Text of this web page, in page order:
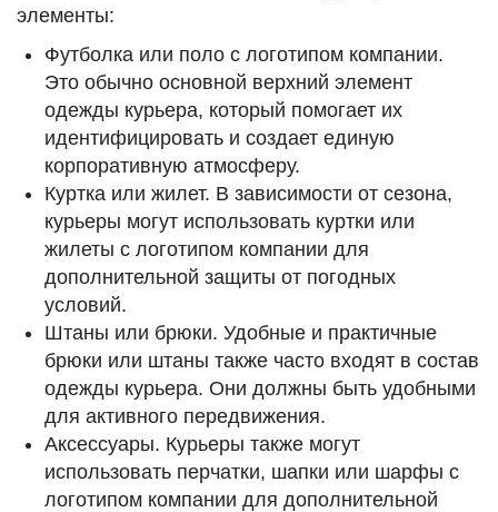
элементы:
Футболка или поло с логотипом компании.
Это обычно основной верхний элемент
одежды курьера, который помогает их
идентифицировать и создает единую
корпоративную атмосферу.
Куртка или жилет. В зависимости от сезона,
курьеры могут использовать куртки или
жилеты с логотипом компании для
дополнительной защиты от погодных
условий.
Штаны или брюки. Удобные и практичные
брюки или штаны также часто входят в состав
одежды курьера. Они должны быть удобными
для активного передвижения.
Аксессуары. Курьеры также могут
использовать перчатки, шапки или шарфы с
логотипом компании для дополнительной